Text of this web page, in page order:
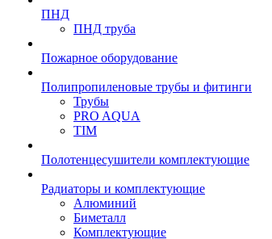
ПНД
ПНД труба
Пожарное оборудование
Полипропиленовые трубы и фитинги
Трубы
PRO AQUA
TIM
Полотенцесушители комплектующие
Радиаторы и комплектующие
Алюминий
Биметалл
Комплектующие